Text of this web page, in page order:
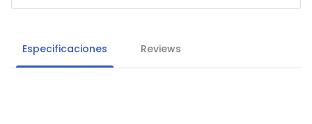
Especificaciones Reviews